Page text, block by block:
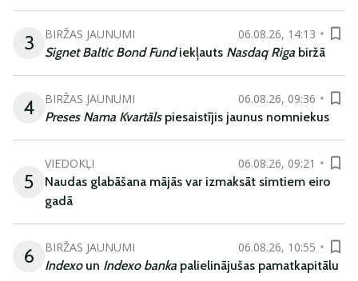
3 BIRŽAS JAUNUMI
06.08.26, 14:13
Signet Baltic Bond Fundiekļauts Nasdaq Riga biržā
4 BIRŽAS JAUNUMI
06.08.26, 09:36
Preses Nama Kvartāls piesaistījis jaunus nomniekus
5
VIEDOKĻI
06.08.26, 09:21
Naudas glabāšana mājās var izmaksāt simtiem eiro
gadā
6 BIRŽAS JAUNUMI
06.08.26, 10:55
Indexoun Indexo banka palielinājušas pamatkapitālu